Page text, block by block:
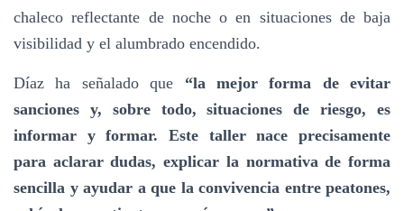
chaleco reflectante de noche o en situaciones de baja
visibilidad y el alumbrado encendido.
Díaz ha señalado que “la mejor forma de evitar
sanciones y, sobre todo, situaciones de riesgo, es
informar y formar. Este taller nace precisamente
para aclarar dudas, explicar la normativa de forma
sencilla y ayudar a que la convivencia entre peatones,